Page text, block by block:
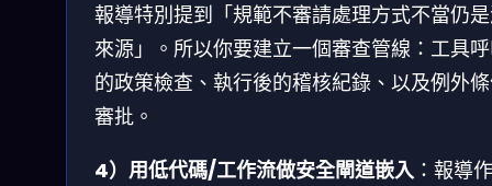
報導特別提到「規範不審請處理方式不當仍
來源」。所以你要建立一個審查管線：工具
的政策檢查、執行後的稽核紀錄、以及例外
審批。
4）用低代碼/工作流做安全閘道嵌入：報導